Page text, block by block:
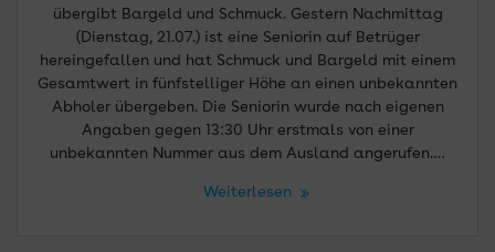
übergibt Bargeld und Schmuck. Gestern Nachmittag
(Dienstag, 21.07.) ist eine Seniorin auf Betrüger
hereingefallen und hat Schmuck und Bargeld mit einem
Gesamtwert in fünfstelliger Höhe an einen unbekannten
Abholer übergeben. Die Seniorin wurde nach eigenen
Angaben gegen 13:30 Uhr erstmals von einer
unbekannten Nummer aus dem Ausland angerufen.…
Weiterlesen